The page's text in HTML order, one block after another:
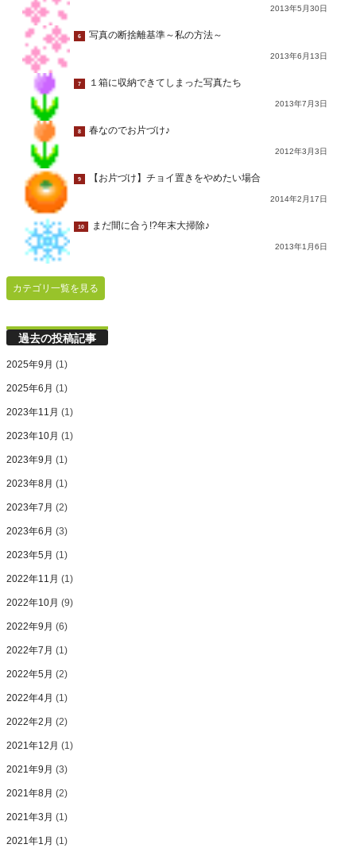
2013年5月30日
6 写真の断捨離基準～私の方法～
2013年6月13日
7 １箱に収納できてしまった写真たち
2013年7月3日
8 春なのでお片づけ♪
2012年3月3日
9 【お片づけ】チョイ置きをやめたい場合
2014年2月17日
10 まだ間に合う!?年末大掃除♪
2013年1月6日
カテゴリ一覧を見る
過去の投稿記事
2025年9月 (1)
2025年6月 (1)
2023年11月 (1)
2023年10月 (1)
2023年9月 (1)
2023年8月 (1)
2023年7月 (2)
2023年6月 (3)
2023年5月 (1)
2022年11月 (1)
2022年10月 (9)
2022年9月 (6)
2022年7月 (1)
2022年5月 (2)
2022年4月 (1)
2022年2月 (2)
2021年12月 (1)
2021年9月 (3)
2021年8月 (2)
2021年3月 (1)
2021年1月 (1)